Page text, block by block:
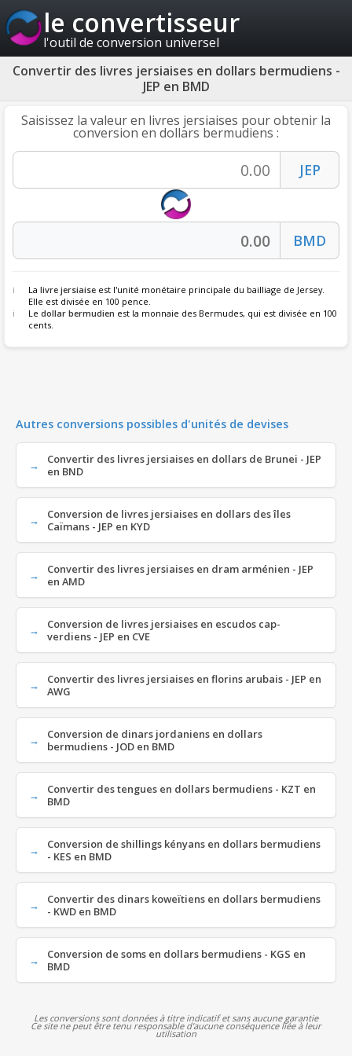
le convertisseur
l'outil de conversion universel
Convertir des livres jersiaises en dollars bermudiens -
JEP en BMD
Saisissez la valeur en livres jersiaises pour obtenir la
conversion en dollars bermudiens :
La livre jersiaise est l'unité monétaire principale du bailliage de Jersey.
Elle est divisée en 100 pence.
Le dollar bermudien est la monnaie des Bermudes, qui est divisée en 100
cents.
Autres conversions possibles d'unités de devises
Convertir des livres jersiaises en dollars de Brunei - JEP
en BND
Conversion de livres jersiaises en dollars des îles
Caïmans - JEP en KYD
Convertir des livres jersiaises en dram arménien - JEP
en AMD
Conversion de livres jersiaises en escudos cap-
verdiens - JEP en CVE
Convertir des livres jersiaises en florins arubais - JEP en
AWG
Conversion de dinars jordaniens en dollars
bermudiens - JOD en BMD
Convertir des tengues en dollars bermudiens - KZT en
BMD
Conversion de shillings kényans en dollars bermudiens
- KES en BMD
Convertir des dinars koweïtiens en dollars bermudiens
- KWD en BMD
Conversion de soms en dollars bermudiens - KGS en
BMD
Les conversions sont données à titre indicatif et sans aucune garantie
Ce site ne peut être tenu responsable d'aucune conséquence liée à leur
utilisation